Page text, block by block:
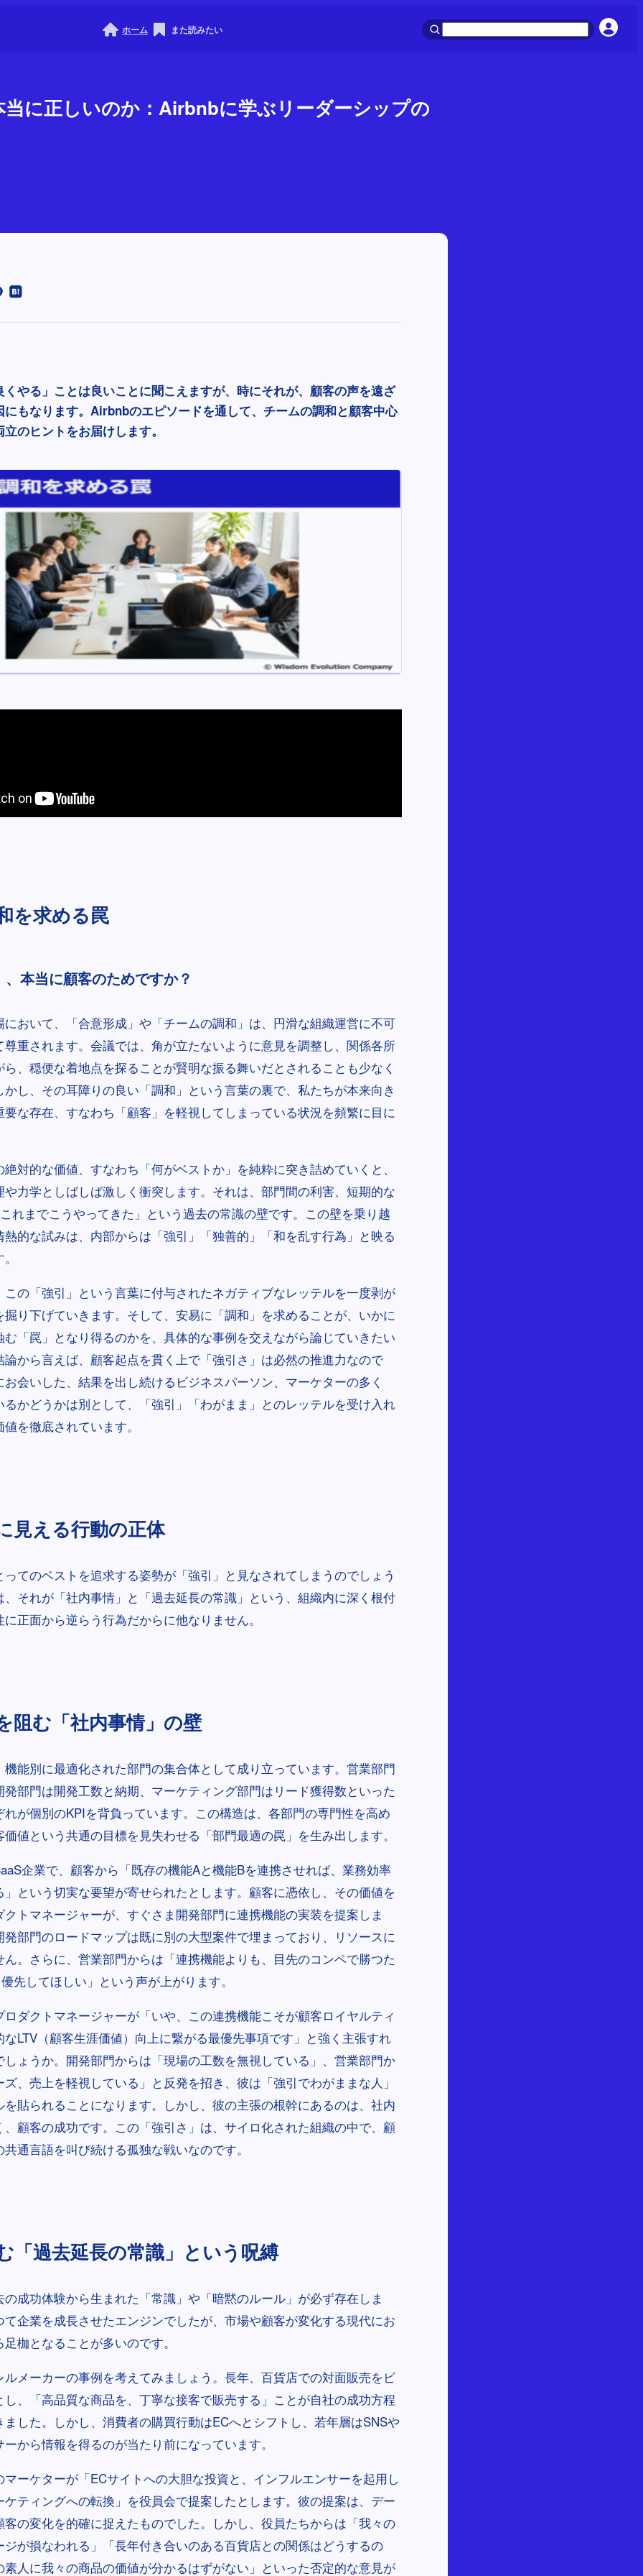
ホーム また読みたい
当に正しいのか：Airbnbに学ぶリーダーシップの
くやる」ことは良いことに聞こえますが、時にそれが、顧客の声を遠ざ
にもなります。Airbnbのエピソードを通して、チームの調和と顧客中心
のヒントをお届けします。
を求める罠
本当に顧客のためですか？
において、「合意形成」や「チームの調和」は、円滑な組織運営に不可
尊重されます。会議では、角が立たないように意見を調整し、関係各所
、穏便な着地点を探ることが賢明な振る舞いだとされることも少なく
し、その耳障りの良い「調和」という言葉の裏で、私たちが本来向き
な存在、すなわち「顧客」を軽視してしまっている状況を頻繁に目に
対的な価値、すなわち「何がベストか」を純粋に突き詰めていくと、
力学としばしば激しく衝突します。それは、部門間の利害、短期的な
れまでこうやってきた」という過去の常識の壁です。この壁を乗り越
的な試みは、内部からは「強引」「独善的」「和を乱す行為」と映る
この「強引」という言葉に付与されたネガティブなレッテルを一度剥が
り下げていきます。そして、安易に「調和」を求めることが、いかに
「罠」となり得るのかを、具体的な事例を交えながら論じていきたい
論から言えば、顧客起点を貫く上で「強引さ」は必然の推進力なので
会いした、結果を出し続けるビジネスパーソン、マーケターの多く
るかどうかは別として、「強引」「わがまま」とのレッテルを受け入れ
を徹底されています。
見える行動の正体
てのベストを追求する姿勢が「強引」と見なされてしまうのでしょう
、それが「社内事情」と「過去延長の常識」という、組織内に深く根付
正面から逆らう行為だからに他なりません。
阻む「社内事情」の壁
能別に最適化された部門の集合体として成り立っています。営業部門
部門は開発工数と納期、マーケティング部門はリード獲得数といった
が個別のKPIを背負っています。この構造は、各部門の専門性を高め
値という共通の目標を見失わせる「部門最適の罠」を生み出します。
企業で、顧客から「既存の機能Aと機能Bを連携させれば、業務効率
という切実な要望が寄せられたとします。顧客に憑依し、その価値を
トマネージャーが、すぐさま開発部門に連携機能の実装を提案しま
部門のロードマップは既に別の大型案件で埋まっており、リソースに
。さらに、営業部門からは「連携機能よりも、目先のコンペで勝つた
先してほしい」という声が上がります。
ダクトマネージャーが「いや、この連携機能こそが顧客ロイヤルティ
LTV（顧客生涯価値）向上に繋がる最優先事項です」と強く主張すれ
しょうか。開発部門からは「現場の工数を無視している」、営業部門か
、売上を軽視している」と反発を招き、彼は「強引でわがままな人」
貼られることになります。しかし、彼の主張の根幹にあるのは、社内
、顧客の成功です。この「強引さ」は、サイロ化された組織の中で、顧
通言語を叫び続ける孤独な戦いなのです。
「過去延長の常識」という呪縛
成功体験から生まれた「常識」や「暗黙のルール」が必ず存在しま
企業を成長させたエンジンでしたが、市場や顧客が変化する現代にお
枷となることが多いのです。
ルメーカーの事例を考えてみましょう。長年、百貨店での対面販売をビ
、「高品質な商品を、丁寧な接客で販売する」ことが自社の成功方程
した。しかし、消費者の購買行動はECへとシフトし、若年層はSNSや
から情報を得るのが当たり前になっています。
ーケターが「ECサイトへの大胆な投資と、インフルエンサーを起用し
ティングへの転換」を役員会で提案したとします。彼の提案は、デー
客の変化を的確に捉えたものでした。しかし、役員たちからは「我々の
ジが損なわれる」「長年付き合いのある百貨店との関係はどうするの
素人に我々の商品の価値が分かるはずがない」といった否定的な意見が